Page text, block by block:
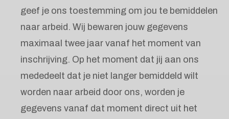
geef je ons toestemming om jou te bemiddelen
naar arbeid. Wij bewaren jouw gegevens
maximaal twee jaar vanaf het moment van
inschrijving. Op het moment dat jij aan ons
mededeelt dat je niet langer bemiddeld wilt
worden naar arbeid door ons, worden je
gegevens vanaf dat moment direct uit het